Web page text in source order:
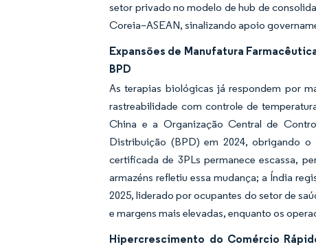
setor privado no modelo de hub de
Coreia–ASEAN, sinalizando apoio
Expansões de Manufatura
BPD
As terapias biológicas já respondem por
rastreabilidade com controle de
China e a Organização Central de
Distribuição (BPD) em 2024, obrigando
certificada de 3PLs permanece escassa,
armazéns refletiu essa mudança; a Índia
2025, liderado por ocupantes do setor de
e margens mais elevadas, enquanto os
Hipercrescimento do Comércio